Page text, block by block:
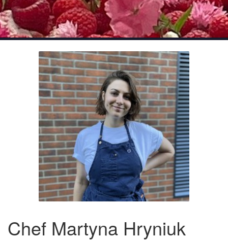
Chef Martyna Hryniuk